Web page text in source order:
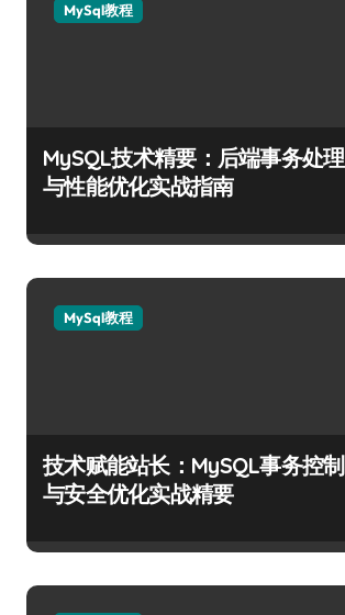
MySql教程
MySQL技术精要：后端事务处理
与性能优化实战指南
MySql教程
技术赋能站长：MySQL事务控制
与安全优化实战精要